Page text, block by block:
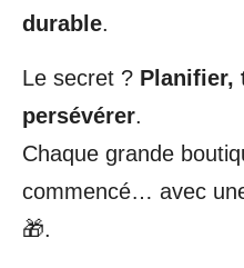
durable.
Le secret ? Planifier,
persévérer.
Chaque grande
commencé… avec
🎁.